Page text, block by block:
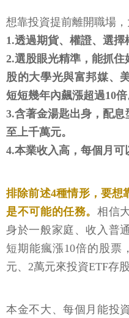
想靠投資提前離開職場，
1.透過期貨、權證、選擇
2.選股眼光精準，能抓
股的大學光與富邦媒、
短短幾年內飆漲超過10倍
3.含著金湯匙出身，配
至上千萬元。
4.本業收入高，每個月可
排除前述4種情形，要想
是不可能的任務。相信
身於一般家庭、收入普
短期能瘋漲10倍的股票
元、2萬元來投資ETF存股
本金不大、每個月能投